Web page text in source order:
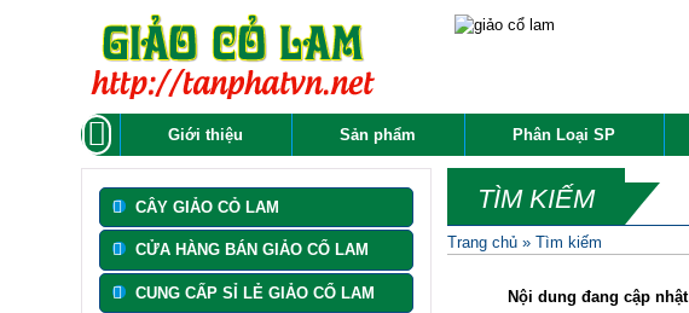
Giới thiệu Sản phẩm Phân Loại SP
CÂY GIẢO CỎ LAM
CỬA HÀNG BÁN GIẢO CỔ LAM
CUNG CẤP SỈ LẺ GIẢO CỔ LAM
TÌM KIẾM
Trang chủ » Tìm kiếm
Nội dung đang cập nhật